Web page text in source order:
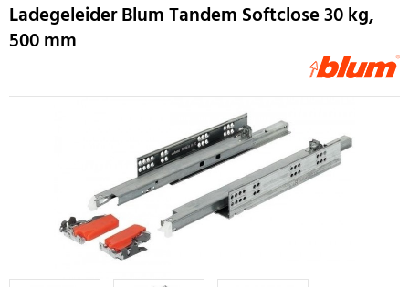
Ladegeleider Blum Tandem Softclose 30 kg,
500 mm